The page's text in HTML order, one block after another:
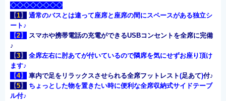
◇◇◇◇◇◇◇◇
【1】
通常のバスとは違って座席と座席の間にスペースがある独立シ
ート♪
【2】
スマホや携帯電話の充電ができるUSBコンセントを全席に完備
♪
【3】
全席左右に肘あてが付いているので隣席を気にせずお座り頂け
ます♪
【4】 車内で足をリラックスさせられる全席フットレスト(足あて)付♪
【5】
ちょっとした物を置きたい時に便利な全席収納式サイドテーブ
ル付♪